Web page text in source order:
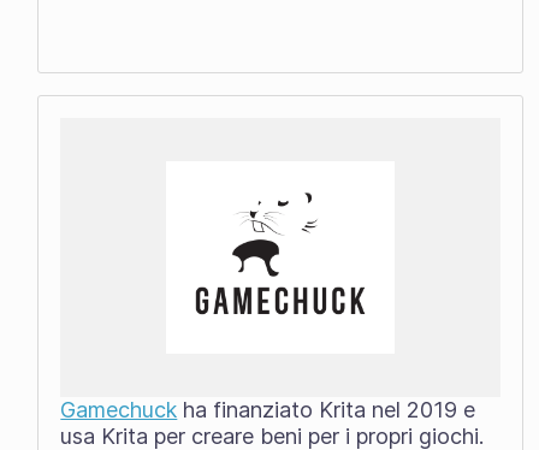
Gamechuck ha finanziato Krita nel 2019 e
usa Krita per creare beni per i propri giochi.